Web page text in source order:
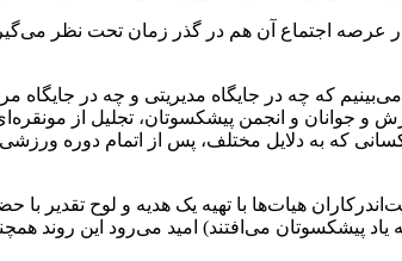
در عرصه اجتماع آن هم در گذر زمان تحت نظر
که چه در جایگاه مدیریتی و چه در جایگاه
جوانان و انجمن پیشکسوتان، تجلیل از
که به دلایل مختلف، پس از اتمام دوره
هیات‌ها با تهیه یک هدیه و لوح تقدیر با
یاد پیشکسوتان می‌افتند) امید می‌رود این